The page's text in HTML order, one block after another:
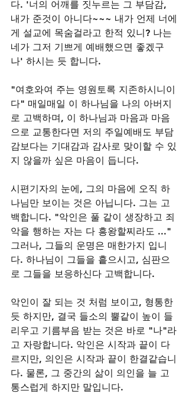
다. '너의 어깨를 짓누르는 그 부담감,
내가 준것이 아니다~~~ 내가 언제 너에
게 설교에 목숨걸라고 한적 있니? 나는
네가 그저 기쁘게 예배했으면 좋겠구
나' 하시는 듯 합니다.
"여호와여 주는 영원토록 지존하시니이
다" 매일매일 이 하나님을 나의 아버지
로 고백하며, 이 하나님과 마음과 마음
으로 교통한다면 저의 주일예배도 부담
감보다는 기대감과 감사로 맞이할 수 있
지 않을까 싶은 마음이 듭니다.
시편기자의 눈에, 그의 마음에 오직 하
나님만 보이는 것은 아닙니다. 그는 고
백합니다. "악인은 풀 같이 생장하고 죄
악을 행하는 자는 다 흥왕할찌라도 ..."
그러나, 그들의 운명은 매한가지 입니
다. 하나님이 그들을 흩으시고, 심판으
로 그들을 보응하신다 고백합니다.
악인이 잘 되는 것 처럼 보이고, 형통한
듯 하지만, 결국 들소의 뿔같이 높이 들
리우고 기름부음 받는 것은 바로 "나"라
고 자랑합니다. 악인은 시작과 끝이 다
르지만, 의인은 시작과 끝이 한결같습니
다. 물론, 그 중간의 삶이 의인을 늘 고
통스럽게 하지만 말입니다.